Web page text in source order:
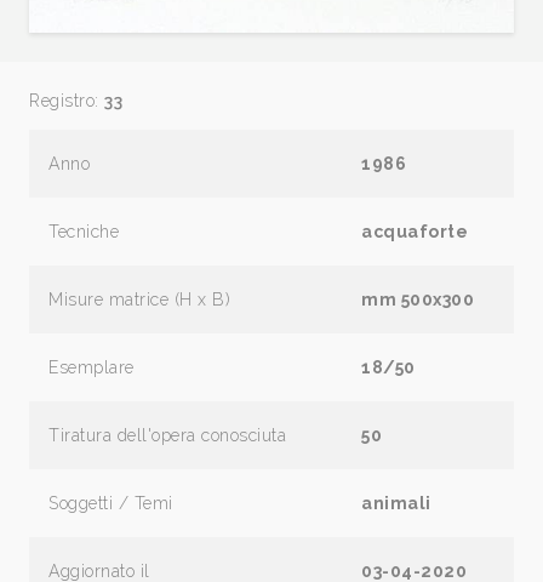
Registro: 33
Anno 1986
Tecniche acquaforte
Misure matrice (H x B) mm 500x300
Esemplare 18/50
Tiratura dell'opera conosciuta 50
Soggetti / Temi animali
Aggiornato il 03-04-2020